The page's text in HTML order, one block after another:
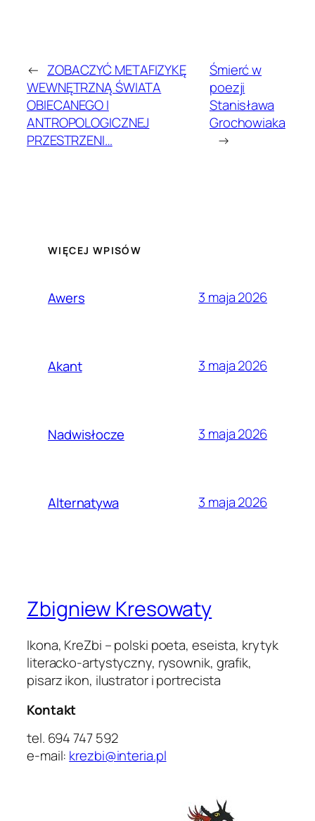
← ZOBACZYĆ METAFIZYKĘ
WEWNĘTRZNĄ ŚWIATA
OBIECANEGO I
ANTROPOLOGICZNEJ
PRZESTRZENI…
Śmierć w
poezji
Stanisława
Grochowiaka
→
WIĘCEJ WPISÓW
Awers 3 maja 2026
Akant 3 maja 2026
Nadwisłocze 3 maja 2026
Alternatywa 3 maja 2026
Zbigniew Kresowaty
Ikona, KreZbi – polski poeta, eseista, krytyk
literacko-artystyczny, rysownik, grafik,
pisarz ikon, ilustrator i portrecista
Kontakt
tel. 694 747 592
e-mail: krezbi@interia.pl